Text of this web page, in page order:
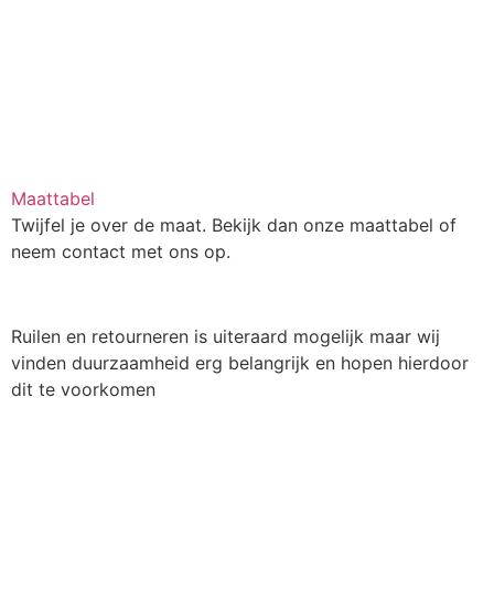
Maattabel
Twijfel je over de maat. Bekijk dan onze maattabel of
neem contact met ons op.
Ruilen en retourneren is uiteraard mogelijk maar wij
vinden duurzaamheid erg belangrijk en hopen hierdoor
dit te voorkomen